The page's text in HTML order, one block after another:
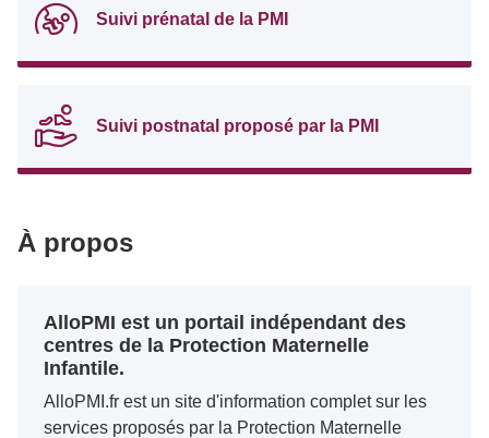
Suivi prénatal de la PMI
Suivi postnatal proposé par la PMI
À propos
AlloPMI est un portail indépendant des
centres de la Protection Maternelle
Infantile.
AlloPMI.fr est un site d'information complet sur les
services proposés par la Protection Maternelle